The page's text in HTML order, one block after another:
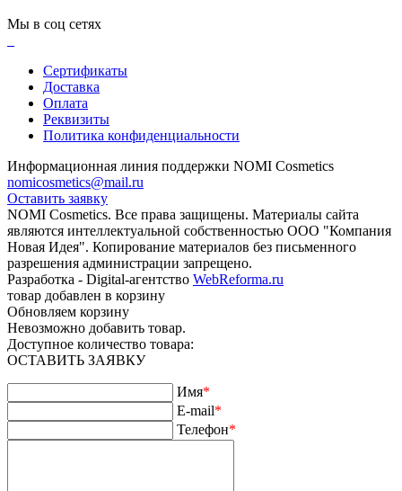
Мы в соц сетях
Сертификаты
Доставка
Оплата
Реквизиты
Политика конфиденциальности
Информационная линия поддержки NOMI Сosmetics
nomicosmetics@mail.ru
Оставить заявку
NOMI Сosmetics. Все права защищены. Материалы сайта
являются интеллектуальной собственностью ООО "Компания
Новая Идея". Копирование материалов без письменного
разрешения администрации запрещено.
Разработка - Digital-агентство WebReforma.ru
товар добавлен в корзину
Обновляем корзину
Невозможно добавить товар.
Доступное количество товара:
ОСТАВИТЬ ЗАЯВКУ
Имя*
E-mail*
Телефон*